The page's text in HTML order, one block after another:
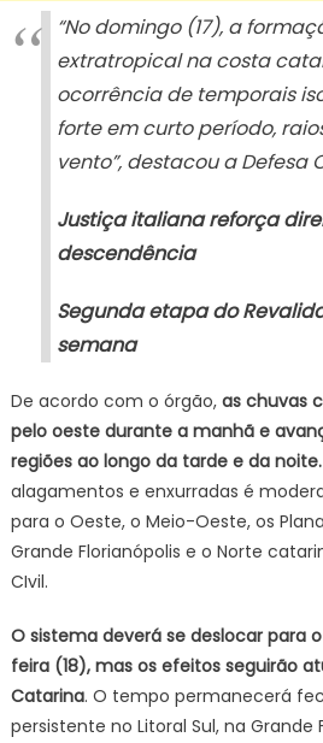
“No domingo (17), a
extratropical na costa
ocorrência de temporais
forte em curto período,
vento”, destacou a Defesa
Justiça italiana reforça
descendência
Segunda etapa do
semana
De acordo com o órgão, as chuvas
pelo oeste durante a manhã e
regiões ao longo da tarde e da noite.
alagamentos e enxurradas é
para o Oeste, o Meio-Oeste, os
Grande Florianópolis e o Norte
CIvil.
O sistema deverá se deslocar para
feira (18), mas os efeitos seguirão
Catarina. O tempo permanecerá
persistente no Litoral Sul, na Grande